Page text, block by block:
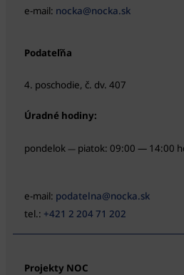
e-mail: nocka@nocka.sk
Podateľňa
4. poschodie, č. dv. 407
Úradné hodiny:
pondelok — piatok: 09:00 — 14:00
e-mail: podatelna@nocka.sk
tel.: +421 2 204 71 202
Projekty NOC